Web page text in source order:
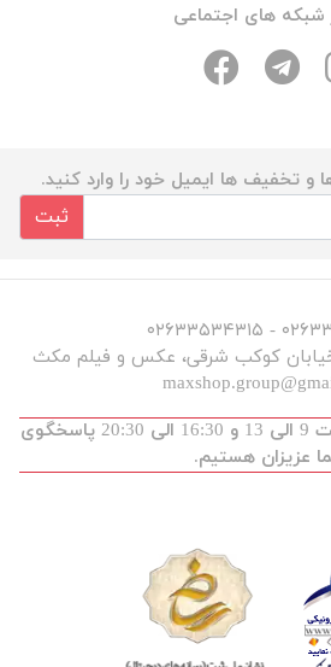
شبکه های اجتماعی
و تخفیف ها ایمیل خود را وارد کنید.
ثبت
شنبه تا پنجشنبه از ساعت 9 الی 13 و 16:30 الی 20:30 پاسخگوی
عزیزان هستیم.